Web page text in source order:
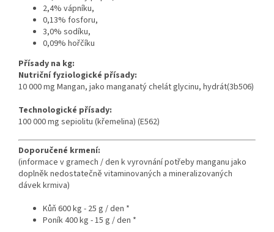
2,4% vápníku,
0,13% fosforu,
3,0% sodíku,
0,09% hořčíku
Přísady na kg:
Nutriční fyziologické přísady:
10 000 mg Mangan, jako manganatýchelátglycinu, hydrát(3b506)
Technologické přísady:
100 000 mg sepiolitu (křemelina) (E562)
Doporučené krmení:
(informace v gramech / den k vyrovnání potřeby manganu jako
doplněk nedostatečně vitaminovaných a mineralizovaných
dávek krmiva)
Kůň 600 kg - 25 g / den *
Poník 400 kg - 15 g / den *